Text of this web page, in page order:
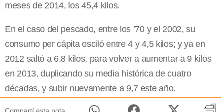
meses de 2014, los 45,4 kilos.
En el caso del pescado, entre los ’70 y el 2002, su
consumo per cápita osciló entre 4 y 4,5 kilos; y ya en
2012 saltó a 6,8 kilos, para volver a aumentar a 9 kilos
en 2013, duplicando su media histórica de cuatro
décadas, y subir nuevamente a 9,7 este año.